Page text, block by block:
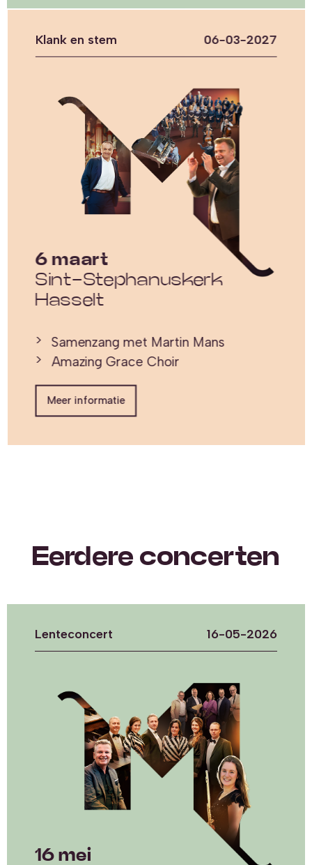
Klank en stem 06-03-2027
6 maart
Sint-Stephanuskerk
Hasselt
Samenzang met Martin Mans
Amazing Grace Choir
Meer informatie
Eerdere concerten
Lenteconcert 16-05-2026
16 mei